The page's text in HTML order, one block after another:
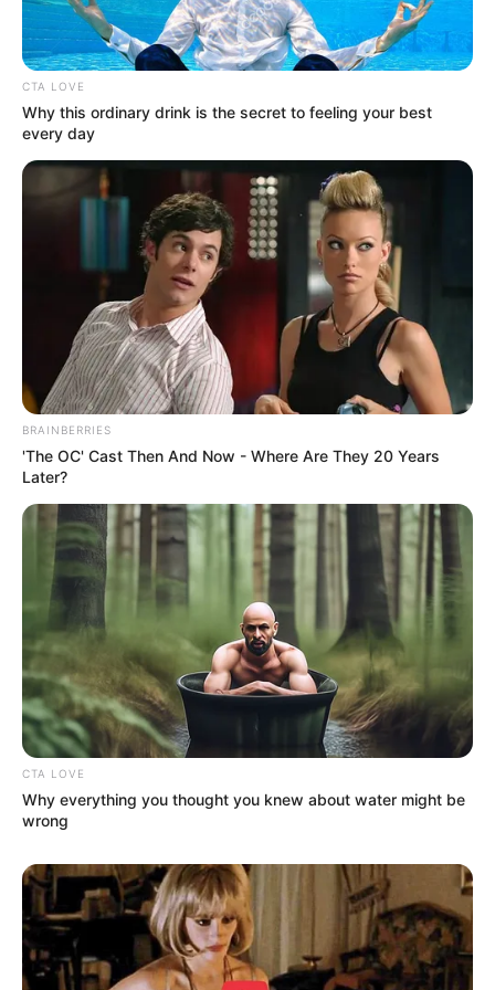
(foto: instagram @brisajodie96 & @reisabrotoasmoro)
Reisa Broto Asmoro merupakan seorang dokter sekaligus Puteri
Indonesia 2010. Reisa rupanya juga memiliki kekerabatan dengan
artis cantik, Brisia Jodie. Hubungan keduanya adalah tante dan
keponakan karena Brisia merupakan anak dari sepupu suami
Reisa.
Baca juga:10 Potret Tampan Jung Hae In, Pemeran CEO AI
dalam A Piece of Your Mind
4. Iko Uwais dan Prilly Latuconsina
(foto: instagram @prillylatuconsina96 & @ikouwais)
CTA LOVE
Why this ordinary drink is the secret to feeling your best
every day
BRAINBERRIES
'The OC' Cast Then And Now - Where Are They 20 Years
Later?
CTA LOVE
Why everything you thought you knew about water might be
wrong